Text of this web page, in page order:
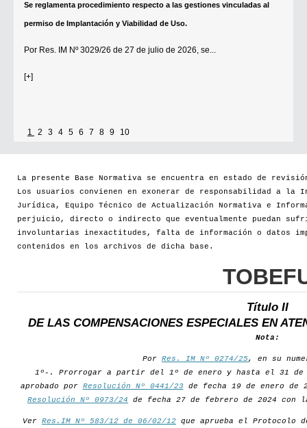
Se reglamenta procedimiento respecto a las gestiones vinculadas al
permiso de Implantación y Viabilidad de Uso.
Por Res. IM Nº 3029/26 de 27 de julio de 2026, se...
[+]
1 2 3 4 5 6 7 8 9 10
La presente Base Normativa se encuentra en estado de
Los usuarios convienen en exonerar de responsabilidad a la
Jurídica, Equipo Técnico de Actualización Normativa e
perjuicio, directo o indirecto que eventualmente puedan
involuntarias inexactitudes, falta de información o datos
contenidos en los archivos de dicha base.
Título II
DE LAS COMPENSACIONES ESPECIALES EN
Nota:
Por Res. IM Nº 0274/25, en su
1º-. Prorrogar a partir del 1º de enero y hasta el 31 de
aprobado por Resolución Nº 0441/23de fecha 19 de enero de
Resolución Nº 0973/24 de fecha 27 de febrero de 2024 con
Ver Res.IM Nº 583/12 de 06/02/12 que aprueba el Protocolo